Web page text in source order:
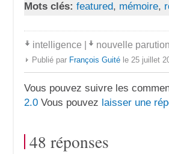
Mots clés: featured, mémoire,
intelligence nouvelle parution
Publié par François Guité le 25 juillet
Vous pouvez suivre les
2.0 Vous pouvez laisser une
48 réponses